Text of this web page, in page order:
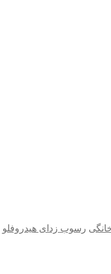
رسوب زدای هیدروفلو